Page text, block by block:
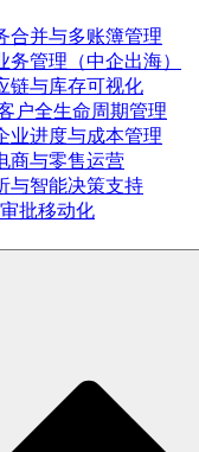
合并与多账簿管理
务管理（中企出海）
链与库存可视化
户全生命周期管理
业进度与成本管理
商与零售运营
与智能决策支持
批移动化